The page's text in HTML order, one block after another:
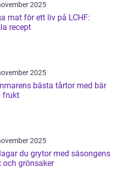
2025
mat för ett liv på LCHF:
recept
2025
bästa tårtor med bär
frukt
2025
du grytor med säsongens
och grönsaker